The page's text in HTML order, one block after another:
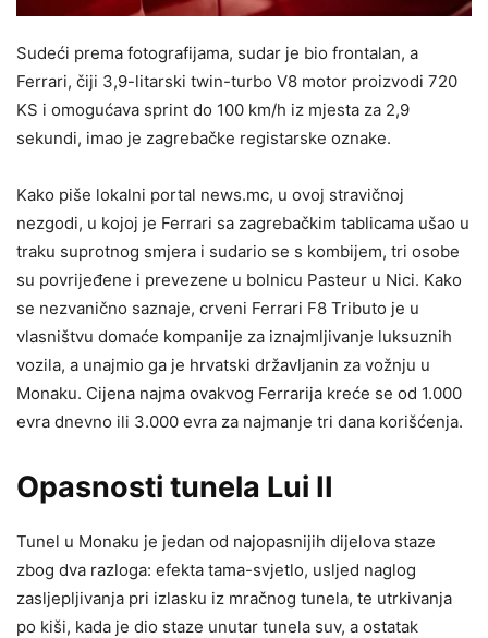
Sudeći prema fotografijama, sudar je bio frontalan, a
Ferrari, čiji 3,9-litarski twin-turbo V8 motor proizvodi 720
KS i omogućava sprint do 100 km/h iz mjesta za 2,9
sekundi, imao je zagrebačke registarske oznake.
Kako piše lokalni portal news.mc, u ovoj stravičnoj
nezgodi, u kojoj je Ferrari sa zagrebačkim tablicama ušao u
traku suprotnog smjera i sudario se s kombijem, tri osobe
su povrijeđene i prevezene u bolnicu Pasteur u Nici. Kako
se nezvanično saznaje, crveni Ferrari F8 Tributo je u
vlasništvu domaće kompanije za iznajmljivanje luksuznih
vozila, a unajmio ga je hrvatski državljanin za vožnju u
Monaku. Cijena najma ovakvog Ferrarija kreće se od 1.000
evra dnevno ili 3.000 evra za najmanje tri dana korišćenja.
Opasnosti tunela Lui II
Tunel u Monaku je jedan od najopasnijih dijelova staze
zbog dva razloga: efekta tama-svjetlo, usljed naglog
zasljepljivanja pri izlasku iz mračnog tunela, te utrkivanja
po kiši, kada je dio staze unutar tunela suv, a ostatak